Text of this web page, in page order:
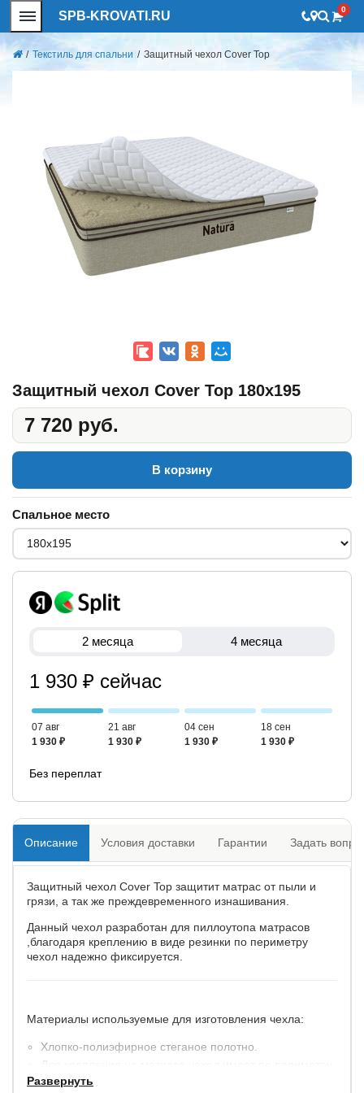
SPB-KROVATI.RU 0
/ Текстиль для спальни / Защитный чехол Cover Top
Защитный чехол Cover Top 180x195
7 720 руб.
В корзину
Спальное место
2 месяца 4 месяца
1 930 ₽ сейчас
07 авг
1 930 ₽
21 авг
1 930 ₽
04 сен
1 930 ₽
18 сен
1 930 ₽
Без переплат
Описание Условия доставки Гарантии Задать
Защитный чехол Cover Top защитит матрас от пыли и
грязи, а так же преждевременного изнашивания.
Данный чехол разработан для пиллоутопа матрасов
,благодаря креплению в виде резинки по периметру
чехол надежно фиксируется.
Материалы используемые для изготовления чехла:
Хлопко-полиэфирное стеганое полотно.
Для крепления на матрасе чехол имеет по периметру.
Развернуть